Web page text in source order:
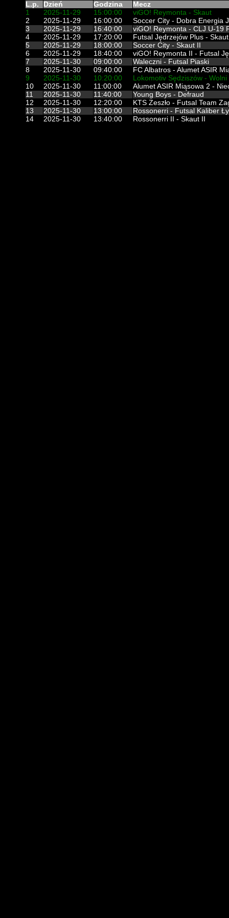
L.p. Dzień Godzina
Mecz
1
2025-11-29 15:00:00
viGO! Reymonta - Skaut
2
2025-11-29 16:00:00
Soccer City - Dobra Energia
3
2025-11-29 16:40:00
viGO! Reymonta - CLJ U-19
4
2025-11-29 17:20:00
Futsal Jędrzejów Plus - Skaut
5
2025-11-29 18:00:00
Soccer City - Skaut II
6
2025-11-29 18:40:00
viGO! Reymonta II - Futsal
7
2025-11-30 09:00:00
Waleczni - Futsal Piaski
8
2025-11-30 09:40:00
FC Albatros - Alumet ASIR
9
2025-11-30 10:20:00
Lokomotiv Sędziszów - Wolni
10
2025-11-30 11:00:00
Alumet ASIR Miąsowa 2 -
11
2025-11-30 11:40:00
Young Boys - Defraud
12
2025-11-30 12:20:00
KTS Zeszło - Futsal Team
13
2025-11-30 13:00:00
Rossonerri - Futsal Kaliber
14
2025-11-30 13:40:00 Rossonerri II - Skaut II